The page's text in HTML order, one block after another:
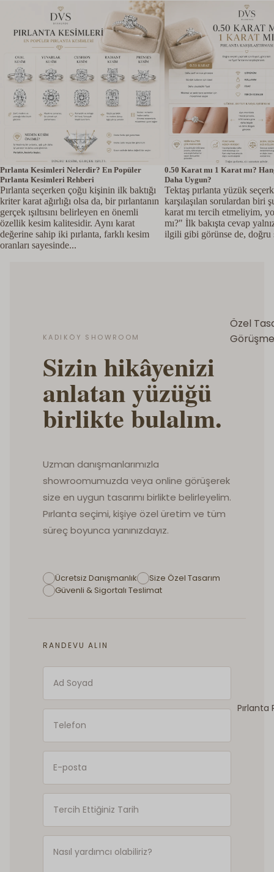
Özel
Pırlanta
Pırlanta Kesimleri Nelerdir? En Popüler
Pırlanta Kesimleri Rehberi
Pırlanta Kesimleri Nelerdir? En Popüler
Pırlanta Kesimleri Rehberi
Pırlanta seçerken çoğu kişinin ilk baktığı
kriter karat ağırlığı olsa da, bir pırlantanın
gerçek ışıltısını belirleyen en önemli
özellik kesim kalitesidir. Aynı karat
değerine sahip iki pırlanta, farklı kesim
oranları sayesinde...
0.50 Karat mı 1 Karat mı?
Size Daha Uygun?
0.50 Karat mı 1 Karat mı?
Daha Uygun?
Tektaş pırlanta yüzük
karşılaşılan sorulardan biri
karat mı tercih etmeliyim,
mı?" İlk bakışta cevap
ilgili gibi görünse de, doğru
KADIKÖY SHOWROOM
Sizin hikâyenizi
anlatan yüzüğü
birlikte bulalım.
Uzman danışmanlarımızla
showroomumuzda veya online görüşerek
size en uygun tasarımı birlikte belirleyelim.
Pırlanta seçimi, kişiye özel üretim ve tüm
süreç boyunca yanınızdayız.
Ücretsiz Danışmanlık
Size Özel Tasarım
Güvenli & Sigortalı Teslimat
RANDEVU ALIN